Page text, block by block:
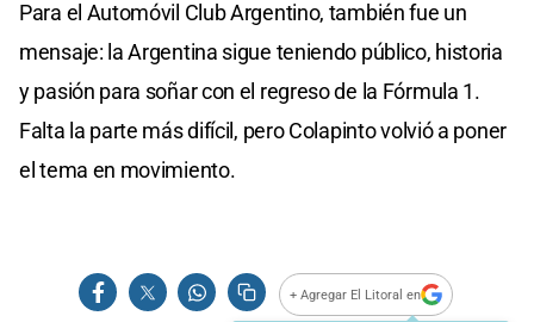
Para el Automóvil Club Argentino, también fue un
mensaje: la Argentina sigue teniendo público, historia
y pasión para soñar con el regreso de la Fórmula 1.
Falta la parte más difícil, pero Colapinto volvió a poner
el tema en movimiento.
+ Agregar El Litoral en